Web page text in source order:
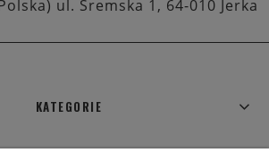
ul. Śremska 1, 64-010 Jerka
KATEGORIE